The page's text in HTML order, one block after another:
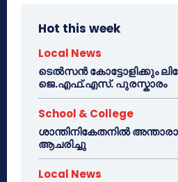
Hot this week
Local News
ടെൽസൻ കോട്ടോളിക്കും
ജെ.എഫ്.എസ്. പുരസ്കാരം
School & College
ശാന്തിനികേതനിൽ
ആചരിച്ചു
Local News